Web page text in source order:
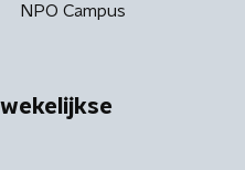
NPO Campus